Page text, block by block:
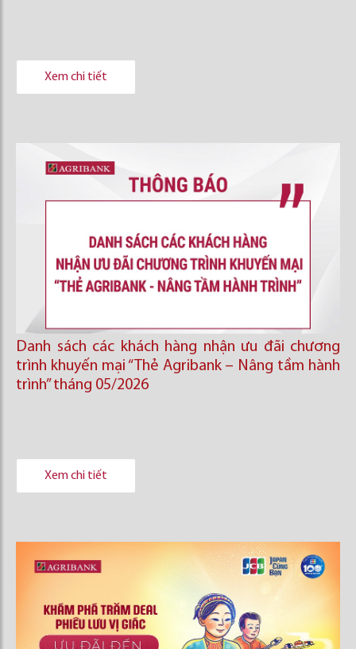
Xem chi tiết
Danh sách các khách hàng nhận ưu đãi chương
trình khuyến mại “Thẻ Agribank – Nâng tầm hành
trình” tháng 05/2026
Xem chi tiết